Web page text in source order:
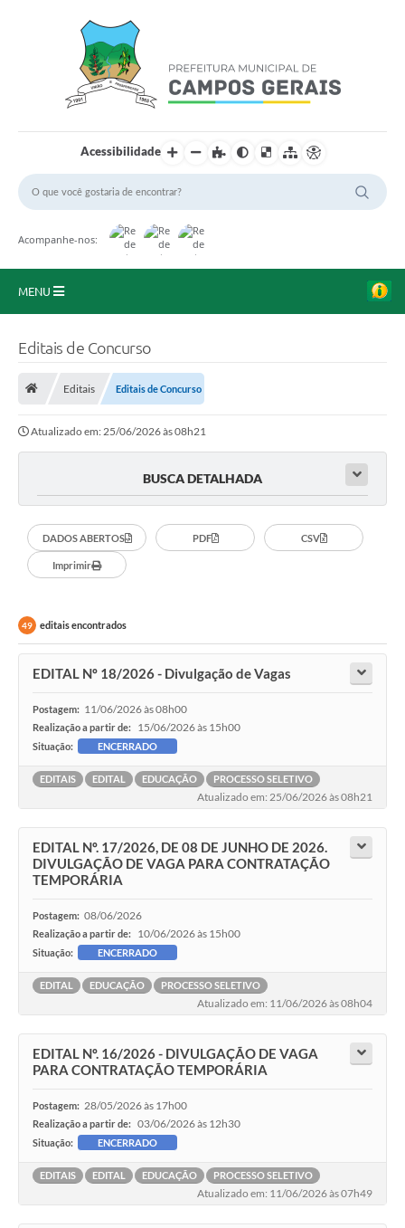
Acessibilidade
Acompanhe-nos:
MENU
Portal da Transparência
Editais de Concurso
Editais Editais de Concurso
Atualizado em: 25/06/2026 às 08h21
BUSCA DETALHADA
DADOS ABERTOS PDF CSV
Imprimir
49 editais encontrados
EDITAL Nº 18/2026 - Divulgação de Vagas
Postagem: 11/06/2026 às 08h00
Realização a partir de: 15/06/2026 às 15h00
Situação: ENCERRADO
EDITAIS EDITAL EDUCAÇÃO PROCESSO SELETIVO
Atualizado em: 25/06/2026 às 08h21
EDITAL Nº. 17/2026, DE 08 DE JUNHO DE 2026.
DIVULGAÇÃO DE VAGA PARA CONTRATAÇÃO
TEMPORÁRIA
Postagem: 08/06/2026
Realização a partir de: 10/06/2026 às 15h00
Situação: ENCERRADO
EDITAL EDUCAÇÃO PROCESSO SELETIVO
Atualizado em: 11/06/2026 às 08h04
EDITAL Nº. 16/2026 - DIVULGAÇÃO DE VAGA
PARA CONTRATAÇÃO TEMPORÁRIA
Postagem: 28/05/2026 às 17h00
Realização a partir de: 03/06/2026 às 12h30
Situação: ENCERRADO
EDITAIS EDITAL EDUCAÇÃO PROCESSO SELETIVO
Atualizado em: 11/06/2026 às 07h49